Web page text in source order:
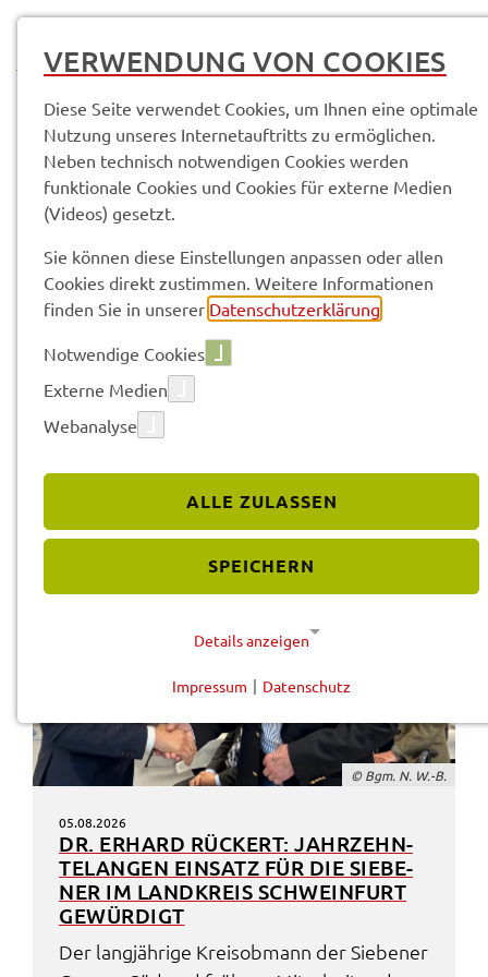
Pres­se­mit­tei­lun­gen
Vorle­sen
PRES­SE­MIT­TEI­LUN­GEN
© Bgm. N. W.-B.
05.08.2026
DR. ERHARD RÜCK­ERT: JAHR­ZEHN­
TE­LAN­GEN EINSATZ FÜR DIE SIEBE­
NER IM LAND­KREIS SCHWEIN­FURT
GEWÜR­DIGT
Der lang­jäh­ri­ge Kreis­ob­mann der Siebe­ner
VERWENDUNG VON COOKIES
Diese Seite verwendet Cookies, um Ihnen eine optimale
Nutzung unseres Internetauftritts zu ermöglichen.
Neben technisch notwendigen Cookies werden
funktionale Cookies und Cookies für externe Medien
(Videos) gesetzt.
Sie können diese Einstellungen anpassen oder allen
Cookies direkt zustimmen. Weitere Informationen
finden Sie in unserer Datenschutzerklärung
Notwendige Cookies
Externe Medien
Webanalyse
ALLE ZULASSEN
SPEICHERN
Details anzeigen
Diese Cookies werden für eine reibungslose
Funktion unserer Website benötigt.
Cookie für Datenschutzhinweise
Name:
cookie_consent
Anbieter:
Landratsamt Schweinfurt
Impressum | Datenschutz